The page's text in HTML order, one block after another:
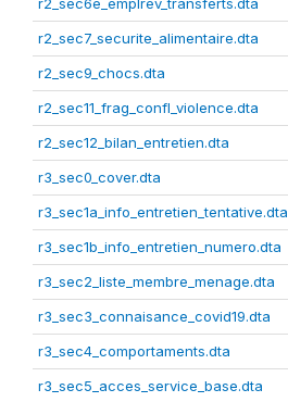
r2_sec7_securite_alimentaire.dta
r2_sec9_chocs.dta
r2_sec11_frag_confl_violence.dta
r2_sec12_bilan_entretien.dta
r3_sec0_cover.dta
r3_sec1a_info_entretien_tentative.dta
r3_sec1b_info_entretien_numero.dta
r3_sec2_liste_membre_menage.dta
r3_sec3_connaisance_covid19.dta
r3_sec4_comportaments.dta
r3_sec5_acces_service_base.dta